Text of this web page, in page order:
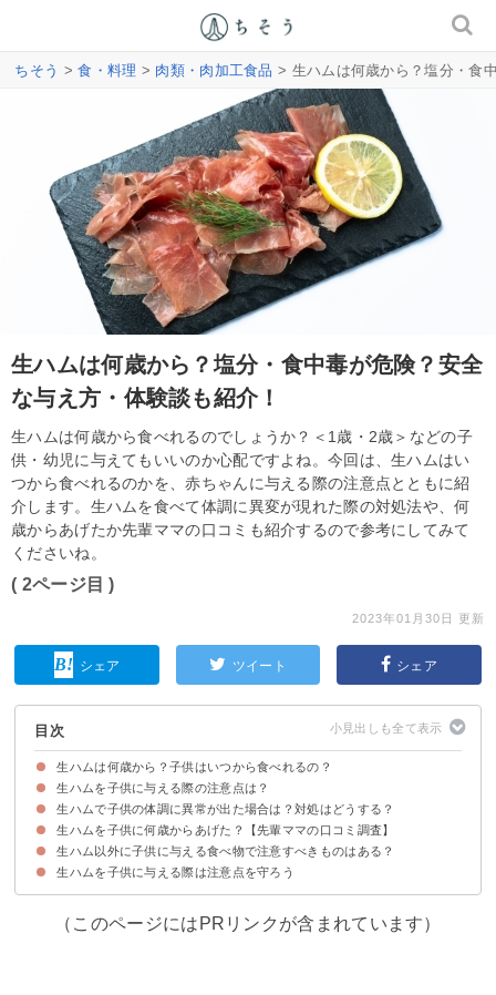
ちそう >食・料理 > 肉類・肉加工食品 > 生ハムは何歳から？塩分・食
生ハムは何歳から？塩分・食中毒が危険？安全
な与え方・体験談も紹介！
生ハムは何歳から食べれるのでしょうか？＜1歳・2歳＞などの子
供・幼児に与えてもいいのか心配ですよね。今回は、生ハムはい
つから食べれるのかを、赤ちゃんに与える際の注意点とともに紹
介します。生ハムを食べて体調に異変が現れた際の対処法や、何
歳からあげたか先輩ママの口コミも紹介するので参考にしてみて
くださいね。
( 2ページ目 )
2023年01月30日 更新
シェア ツイート シェア
目次
生ハムは何歳から？子供はいつから食べれるの？
生ハムを子供に与える時期は3歳以降を目安に親の判断でになる
生ハムが子供に良くない理由
生ハムを子供に与える際の注意点は？
①まずは少量の生ハムで様子を見る
②体調の良い日に与える
②鮮度や添加物に注意
③加熱調理するのもおすすめ
④病院にいけるような状況にしておくと安心
生ハムで子供の体調に異常が出た場合は？対処はどうする？
生ハムを子供が食べた際に懸念される症状
子供の体調に異変があればすぐに医療機関を受診しよう
生ハムを子供に何歳からあげた？【先輩ママの口コミ調査】
生ハム以外に子供に与える食べ物で注意すべきものはある？
生ハムを子供に与える際は注意点を守ろう
（このページにはPRリンクが含まれています）